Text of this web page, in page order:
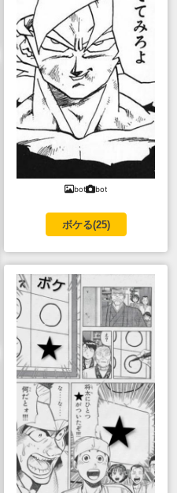
bot bot
ボケる(25)